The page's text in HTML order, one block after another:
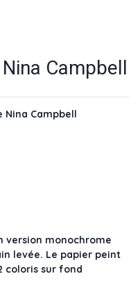
Campbell
Nina Campbell
version monochrome
levée. Le papier peint
coloris sur fond